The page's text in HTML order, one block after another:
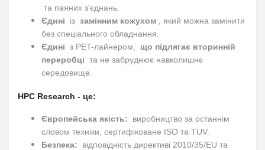
та паяних з'єднань.
Єдині із замінним кожухом , який можна замінити
без спеціального обладнання.
Єдині з PET-лайнером, що підлягає вторинній
переробці та не забруднює навколишнє
середовище.
HPC Research - це:
Європейська якість: виробництво за останнім
словом техніки, сертифіковане ISO та TUV.
Безпека: відповідність директиві 2010/35/EU та